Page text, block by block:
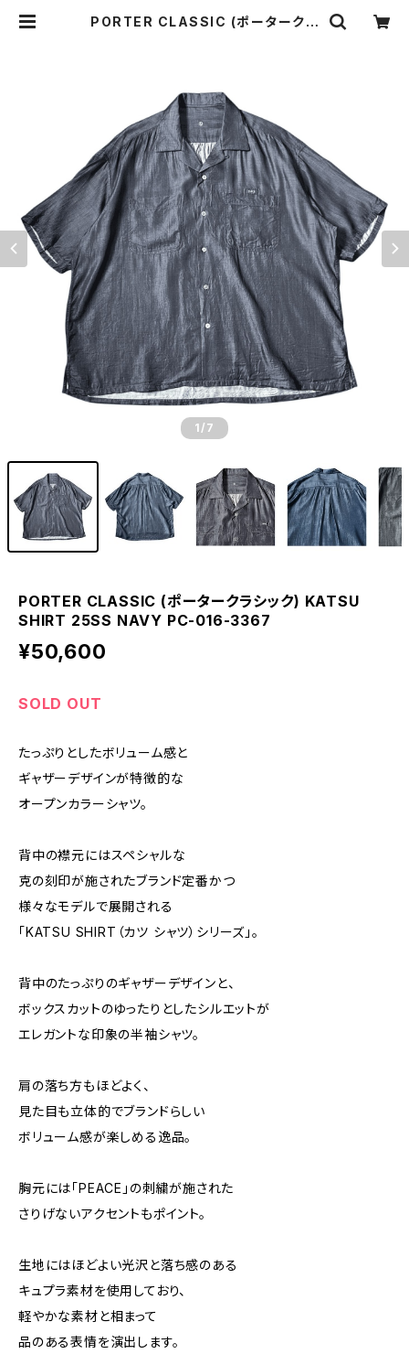
PORTER CLASSIC (ポータークラ
1 /7
PORTER CLASSIC (ポータークラシック) KATSU
SHIRT 25SS NAVY PC-016-3367
¥50,600
SOLD OUT
たっぷりとしたボリューム感と
ギャザーデザインが特徴的な
オープンカラーシャツ。
背中の襟元にはスペシャルな
克の刻印が施されたブランド定番かつ
様々なモデルで展開される
「KATSU SHIRT（カツ シャツ）シリーズ」。
背中のたっぷりのギャザーデザインと、
ボックスカットのゆったりとしたシルエットが
エレガントな印象の半袖シャツ。
肩の落ち方もほどよく、
見た目も立体的でブランドらしい
ボリューム感が楽しめる逸品。
胸元には「PEACE」の刺繍が施された
さりげないアクセントもポイント。
生地にはほどよい光沢と落ち感のある
キュプラ素材を使用しており、
軽やかな素材と相まって
品のある表情を演出します。